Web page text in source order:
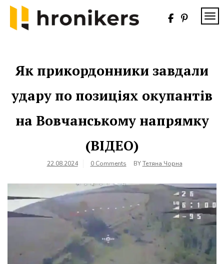
Skip
content
Як прикордонники завдали
удару по позиціях окупантів
на Вовчанському напрямку
(ВІДЕО)
22.08.2024 0 Comments BYТетяна Чорна